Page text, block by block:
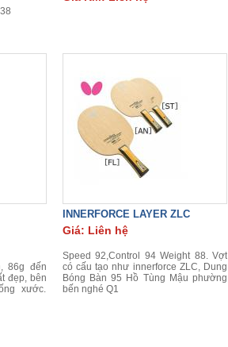
86g đến
đẹp, bên
xước.
INNERFORCE LAYER ZLC
Giá: Liên hệ
Speed 92,Control 94 Weight 88. Vợt
có cấu tạo như innerforce ZLC, Dung
Bóng Bàn 95 Hồ Tùng Mậu phường
bến nghé Q1